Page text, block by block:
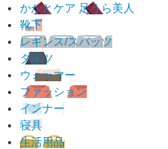
かかとケア 足うら美人
靴下
レギンス/スパッツ
タイツ
ウォーマー
ファッション
インナー
寝具
生活用品